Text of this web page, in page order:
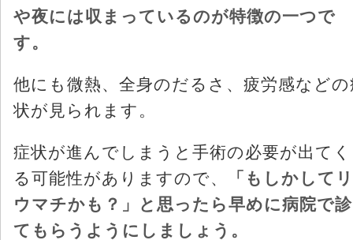
や夜には収まっているのが特徴の一つで
す。
他にも微熱、全身のだるさ、疲労感などの
状が見られます。
症状が進んでしまうと手術の必要が出てく
る可能性がありますので、
「もしかしてリ
ウマチかも？」と思ったら早めに病院で診
てもらうようにしましょう。